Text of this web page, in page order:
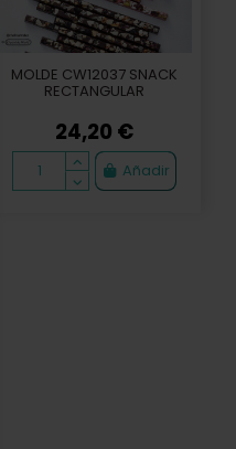
MOLDE CW12037 SNACK
RECTANGULAR
24,20 €
Añadir